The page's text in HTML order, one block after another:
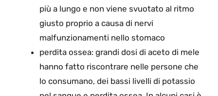
più a lungo e non viene svuotato al ritmo
giusto proprio a causa di nervi
malfunzionamenti nello stomaco
perdita ossea: grandi dosi di aceto di mele
hanno fatto riscontrare nelle persone che
lo consumano, dei bassi livelli di potassio